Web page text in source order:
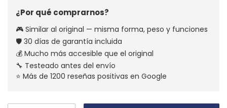
¿Por qué comprarnos?
🎮 Similar al original — misma forma, peso y funciones
🛡️ 30 días de garantía incluida
💰 Mucho más accesible que el original
🔧 Testeado antes del envío
⭐ Más de 1200 reseñas positivas en Google